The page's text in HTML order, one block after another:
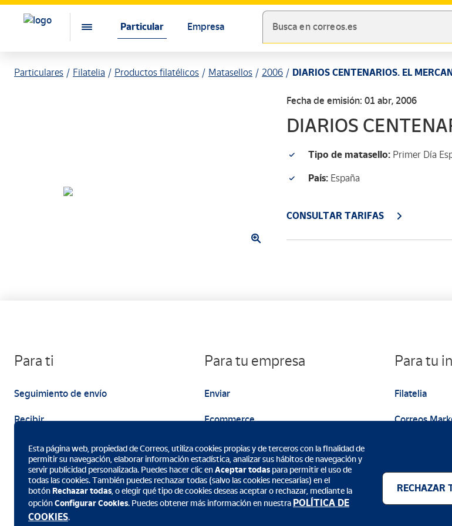
Particular Empresa Busca en correos.es
Particulares Filatelia Productos filatélicos Matasellos 2006 DIARIOS CENTENARIOS. EL
Fecha de emisión: 01 abr, 2006
DIARIOS
Tipo de matasello: Primer Día
País: España
CONSULTAR TARIFAS
Para ti
Seguimiento de envío
Recibir
Enviar
Para tu empresa
Enviar
Ecommerce
Marketing
Para tu
Filatelia
Correos
Descarga la App de Correos
Esta página web, propiedad de Correos, utiliza cookies propias y de terceros con la finalidad de
permitir su navegación, elaborar información estadística, analizar sus hábitos de navegación y
servir publicidad personalizada. Puedes hacer clic enAceptar todas para permitir el uso de
todas las cookies. También puedes rechazar todas (salvo las cookies necesarias) en el
botón Rechazar todas, o elegir qué tipo de cookies deseas aceptar o rechazar, mediante la
opciónConfigurar Cookies. Puedes obtener más información en nuestra POLÍTICA DE
COOKIES.
RECHAZAR